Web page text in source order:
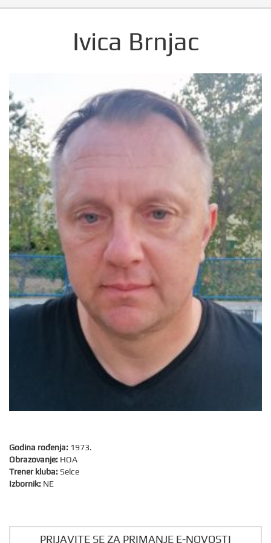
Ivica Brnjac
Godina rođenja: 1973.
Obrazovanje: HOA
Trener kluba:Selce
Izbornik: NE
PRIJAVITE SE ZA PRIMANJE E-NOVOSTI